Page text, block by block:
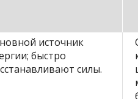
источник
быстро
силы.